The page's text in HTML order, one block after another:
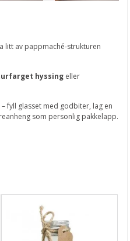
litt av pappmaché-strukturen
hyssing eller
fyll glasset med godbiter, lag en
som personlig pakkelapp.